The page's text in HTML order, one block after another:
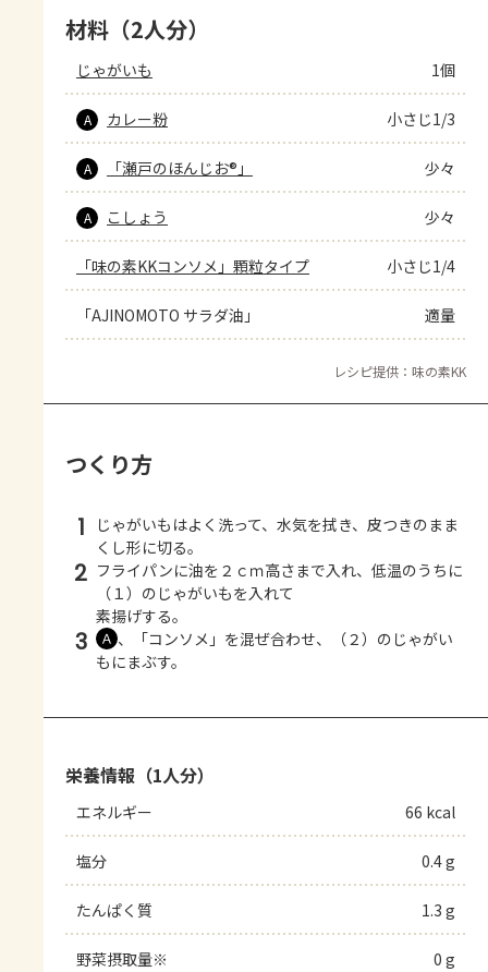
材料（2人分）
じゃがいも 1個
A カレー粉 小さじ1/3
A 「瀬戸のほんじお®」 少々
A こしょう 少々
「味の素KKコンソメ」顆粒タイプ 小さじ1/4
「AJINOMOTO サラダ油」 適量
レシピ提供：味の素KK
つくり方
1
じゃがいもはよく洗って、水気を拭き、皮つきのまま
くし形に切る。
2 フライパンに油を２ｃｍ高さまで入れ、低温のうちに
（１）のじゃがいもを入れて
素揚げする。
3 Ａ 、「コンソメ」を混ぜ合わせ、（２）のじゃがい
もにまぶす。
栄養情報（1人分）
エネルギー 66 kcal
塩分 0.4 g
たんぱく質 1.3 g
野菜摂取量※ 0 g